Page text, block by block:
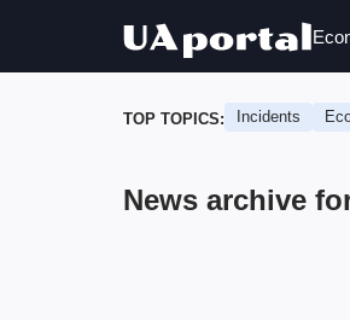
TOP TOPICS: Incidents
News archive